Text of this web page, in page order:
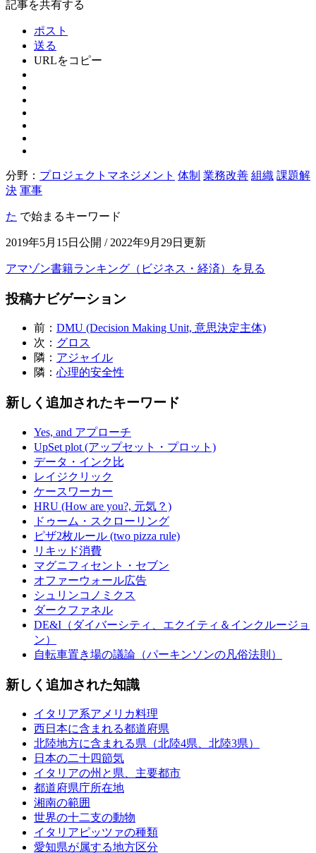
記事を共有する
ポスト
送る
URLをコピー
分野： プロジェクトマネジメント 体制 業務改善 組織 課題解
決 軍事
た で始まるキーワード
2019年5月15日公開 / 2022年9月29日更新
アマゾン書籍ランキング（ビジネス・経済）を見る
投稿ナビゲーション
前： DMU (Decision Making Unit, 意思決定主体)
次： グロス
隣： アジャイル
隣： 心理的安全性
新しく追加されたキーワード
Yes, and アプローチ
UpSet plot (アップセット・プロット)
データ・インク比
レイジクリック
ケースワーカー
HRU (How are you?, 元気？)
ドゥーム・スクローリング
ピザ2枚ルール (two pizza rule)
リキッド消費
マグニフィセント・セブン
オファーウォール広告
シュリンコノミクス
ダークファネル
DE&I（ダイバーシティ、エクイティ＆インクルージョ
ン）
自転車置き場の議論（パーキンソンの凡俗法則）
新しく追加された知識
イタリア系アメリカ料理
西日本に含まれる都道府県
北陸地方に含まれる県（北陸4県、北陸3県）
日本の二十四節気
イタリアの州と県、主要都市
都道府県庁所在地
湘南の範囲
世界の十二支の動物
イタリアピッツァの種類
愛知県が属する地方区分